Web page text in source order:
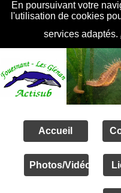
En poursuivant votre
l'utilisation de cookies
services adaptés.
Accueil
Photos/Vidéos